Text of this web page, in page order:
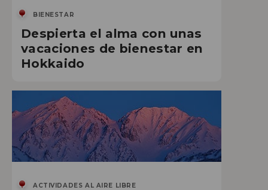
BIENESTAR
Despierta el alma con unas
vacaciones de bienestar en
Hokkaido
ACTIVIDADES AL AIRE LIBRE